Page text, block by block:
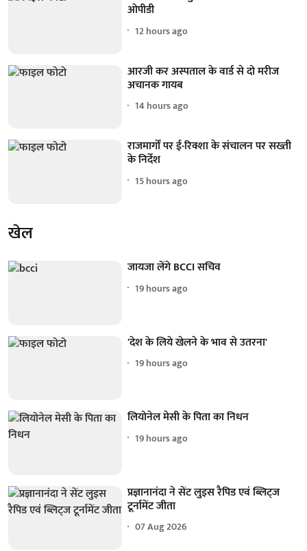
ओपीडी
12 hours ago
आरजी कर अस्पताल के वार्ड से दो मरीज
अचानक गायब
14 hours ago
राजमार्गों पर ई-रिक्शा के संचालन पर सख्ती
के निर्देश
15 hours ago
खेल
जायजा लेंगे BCCI सचिव
19 hours ago
'देश के लिये खेलने के भाव से उतरना'
19 hours ago
लियोनेल मेसी के पिता का निधन
19 hours ago
प्रज्ञानानंदा ने सेंट लुइस रैपिड एवं ब्लिट्ज
टूर्नामेंट जीता
07 Aug 2026